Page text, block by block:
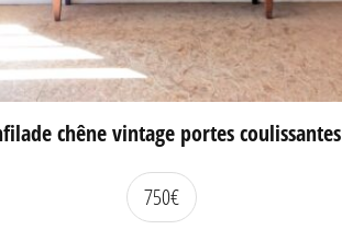
chêne vintage portes coulissantes
750€